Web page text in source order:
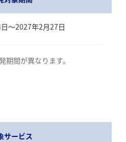
」
メン」
コシのあるちぢれ麺で、多く
使用しています。スープは魚
～2027年2月27日
期間が異なります。
サービス